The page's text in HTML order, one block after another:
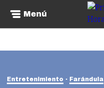
Menú
Entretenimiento Farándula